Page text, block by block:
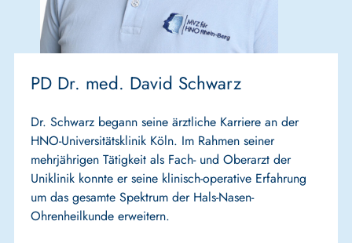
PD Dr. med. David Schwarz
Dr. Schwarz begann seine ärztliche Karriere an der
HNO-Universitätsklinik Köln. Im Rahmen seiner
mehrjährigen Tätigkeit als Fach- und Oberarzt der
Uniklinik konnte er seine klinisch-operative Erfahrung
um das gesamte Spektrum der Hals-Nasen-
Ohrenheilkunde erweitern.